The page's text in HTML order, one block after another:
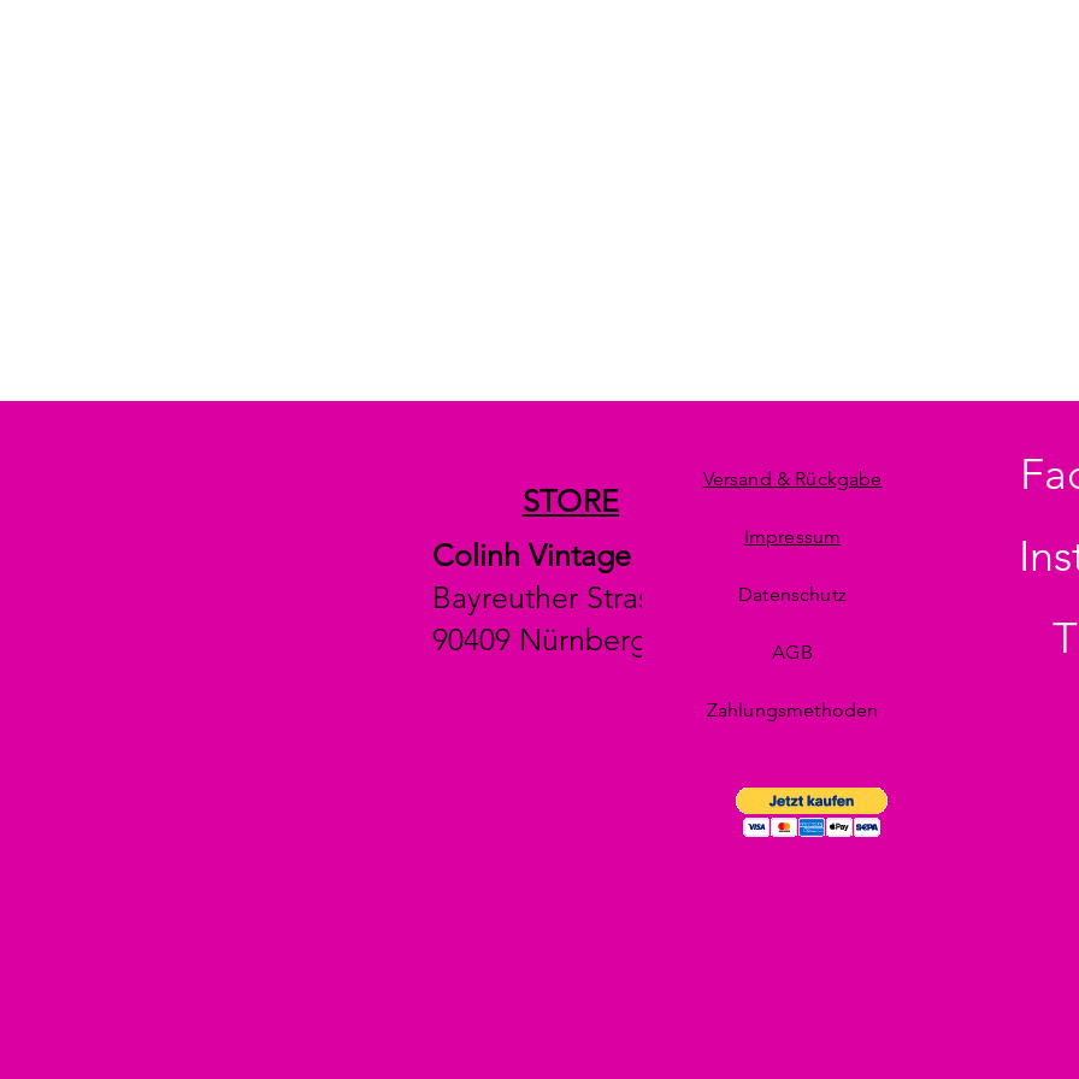
STORE
Colinh Vintage
Bayreuther Strasse 29
90409 Nürnberg
Versand & Rückgabe
Impressum
Datenschutz
AGB
Zahlungsmethoden